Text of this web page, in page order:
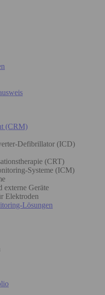
(CRM)
Defibrillator (ICD)
(CRT)
Systeme (ICM)
externe Geräte
Elektroden
Lösungen